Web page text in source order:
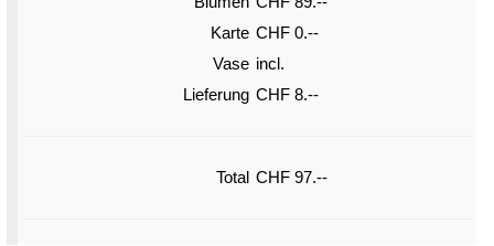
Karte CHF 0.--
Vase incl.
Lieferung CHF 8.--
Total CHF 97.--